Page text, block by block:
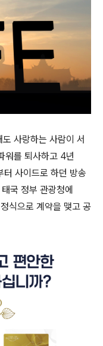
사랑하는 사람이 서
워를 퇴사하고 4년
터 사이드로 하던 방송
국 정부 관광청에
식으로 계약을 맺고 공